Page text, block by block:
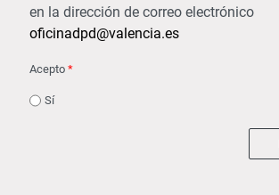
en la dirección de correo electrónico
oficinadpd@valencia.es
Acepto *
Sí